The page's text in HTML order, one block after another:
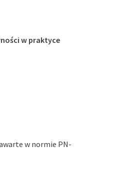
w praktyce
w normie PN-